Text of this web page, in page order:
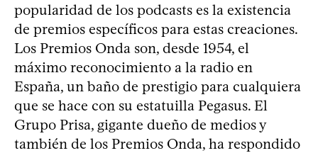
popularidad de los podcasts es la existencia
de premios específicos para estas creaciones.
Los Premios Onda son, desde 1954, el
máximo reconocimiento a la radio en
España, un baño de prestigio para cualquiera
que se hace con su estatuilla Pegasus. El
Grupo Prisa, gigante dueño de medios y
también de los Premios Onda, ha respondido